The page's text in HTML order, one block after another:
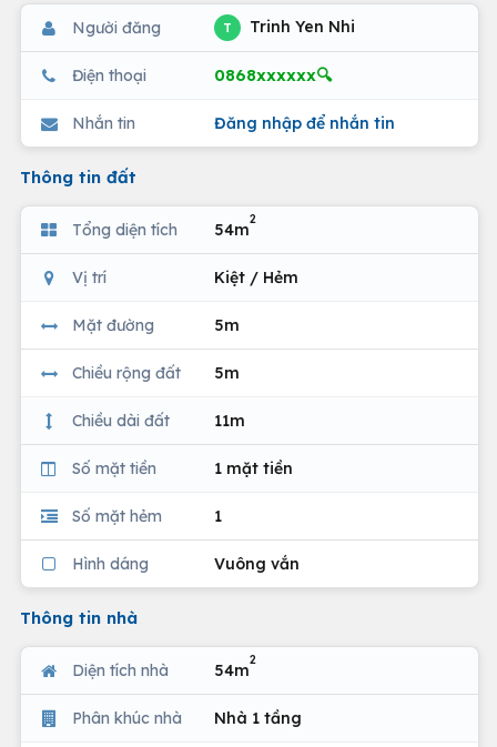
Người đăng T Trinh Yen Nhi
Điện thoại 0868xxxxxx🔍
Nhắn tin Đăng nhập để nhắn tin
Thông tin đất
Tổng diện tích 54m
2
Vị trí Kiệt / Hẻm
Mặt đường 5m
Chiều rộng đất 5m
Chiều dài đất 11m
Số mặt tiền 1 mặt tiền
Số mặt hẻm 1
Hình dáng Vuông vắn
Thông tin nhà
Diện tích nhà 54m
2
Phân khúc nhà Nhà 1 tầng